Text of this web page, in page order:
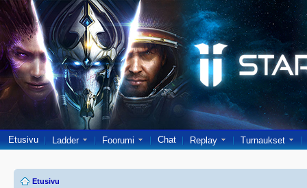
Etusivu Ladder Foorumi Chat Replay Turnaukset
Etusivu